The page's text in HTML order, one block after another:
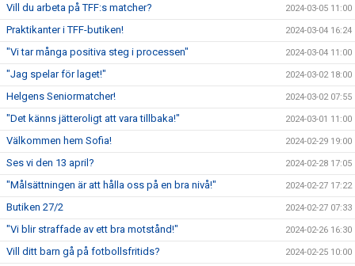
Vill du arbeta på TFF:s matcher? 2024-03-05 11:00
Praktikanter i TFF-butiken! 2024-03-04 16:24
"Vi tar många positiva steg i processen" 2024-03-04 11:00
"Jag spelar för laget!" 2024-03-02 18:00
Helgens Seniormatcher! 2024-03-02 07:55
"Det känns jätteroligt att vara tillbaka!" 2024-03-01 11:00
Välkommen hem Sofia! 2024-02-29 19:00
Ses vi den 13 april? 2024-02-28 17:05
"Målsättningen är att hålla oss på en bra nivå!" 2024-02-27 17:22
Butiken 27/2 2024-02-27 07:33
"Vi blir straffade av ett bra motstånd!" 2024-02-26 16:30
Vill ditt barn gå på fotbollsfritids? 2024-02-25 10:00